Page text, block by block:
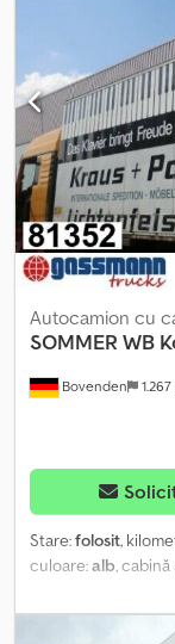
vehicul:
Ahmjf
ancorare
modificări, vânzare
Bovenden
Autocamion cu
SOMMER WB
Stare:folosit,
culoare:alb, cabină
2.430 mm, înălțime